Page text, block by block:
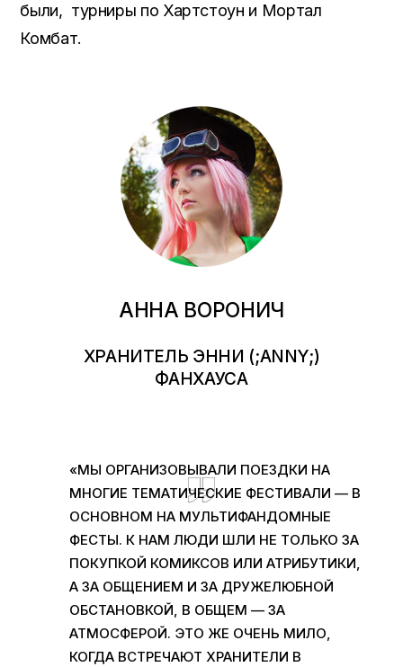
были, турниры по Хартстоун и Мортал
Комбат.
АННА ВОРОНИЧ
ХРАНИТЕЛЬ ЭННИ (;ANNY;)
ФАНХАУСА
«МЫ ОРГАНИЗОВЫВАЛИ ПОЕЗДКИ НА
МНОГИЕ ТЕМАТИЧЕСКИЕ ФЕСТИВАЛИ — В
ОСНОВНОМ НА МУЛЬТИФАНДОМНЫЕ
ФЕСТЫ. К НАМ ЛЮДИ ШЛИ НЕ ТОЛЬКО ЗА
ПОКУПКОЙ КОМИКСОВ ИЛИ АТРИБУТИКИ,
А ЗА ОБЩЕНИЕМ И ЗА ДРУЖЕЛЮБНОЙ
ОБСТАНОВКОЙ, В ОБЩЕМ — ЗА
АТМОСФЕРОЙ. ЭТО ЖЕ ОЧЕНЬ МИЛО,
КОГДА ВСТРЕЧАЮТ ХРАНИТЕЛИ В